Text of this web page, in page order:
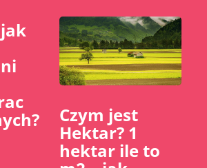
Czym jest
Hektar? 1
hektar ile to